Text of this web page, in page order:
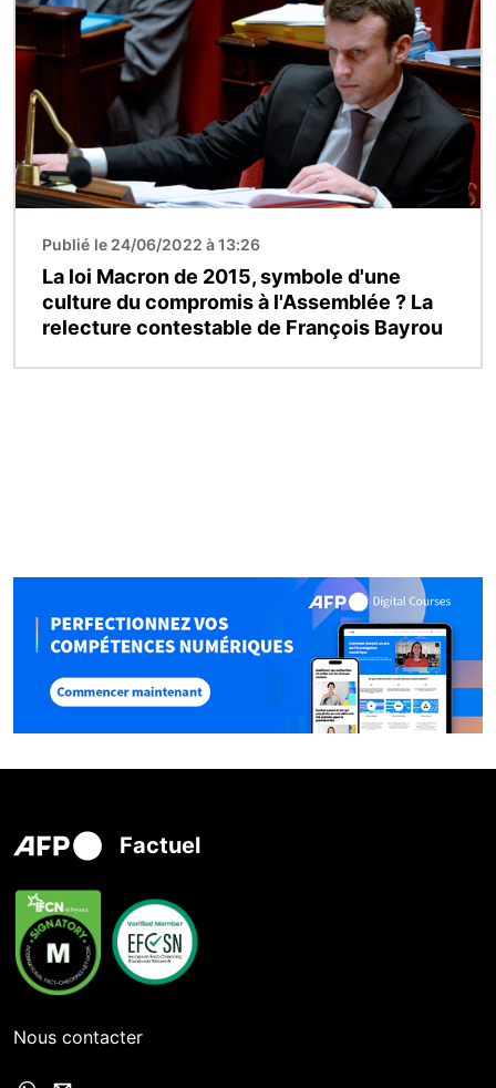
Publié le 24/06/2022 à 13:26
La loi Macron de 2015, symbole d'une
culture du compromis à l'Assemblée ? La
relecture contestable de François Bayrou
Factuel
Nous contacter